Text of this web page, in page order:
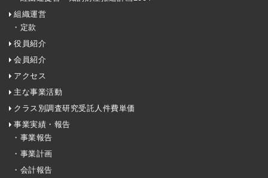
組織運営
・定款
役員紹介
会員紹介
アクセス
主な事業活動
クラス別調査研究受託人件費単価
事業実績・報告
・事業報告
・事業計画
・会計報告